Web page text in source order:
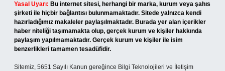
Yasal Uyarı: Bu internet sitesi, herhangi bir marka, kurum veya şahıs
şirketi ile hiçbir bağlantısı bulunmamaktadır. Sitede yalnızca kendi
hazırladığımız makaleler paylaşılmaktadır. Burada yer alan içerikler
haber niteliği taşımamakta olup, gerçek kurum ve kişiler hakkında
paylaşım yapılmamaktadır. Gerçek kurum ve kişiler ile isim
benzerlikleri tamamen tesadüfidir.
Sitemiz, 5651 Sayılı Kanun gereğince Bilgi Teknolojileri ve İletişim